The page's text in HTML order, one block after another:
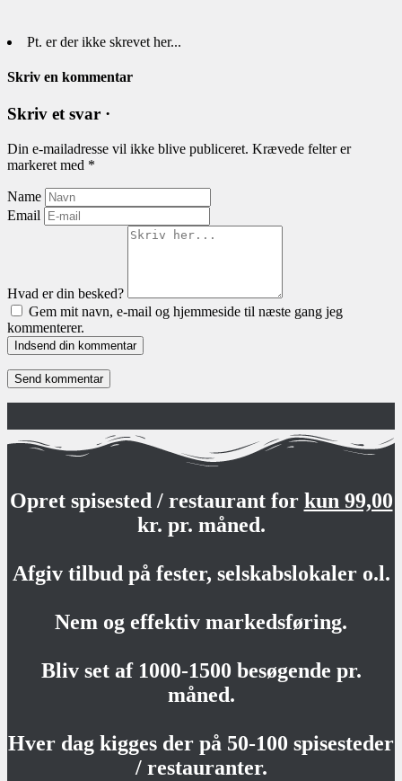
Pt. er der ikke skrevet her...
Skriv en kommentar
Skriv et svar ·
Din e-mailadresse vil ikke blive publiceret. Krævede felter er
markeret med *
Name
Email
Hvad er din besked?
Gem mit navn, e-mail og hjemmeside til næste gang jeg
kommenterer.
Indsend din kommentar
Opret spisested / restaurant for kun 99,00
kr. pr. måned.
Afgiv tilbud på fester, selskabslokaler o.l.
Nem og effektiv markedsføring.
Bliv set af 1000-1500 besøgende pr.
måned.
Hver dag kigges der på 50-100 spisesteder
/ restauranter.